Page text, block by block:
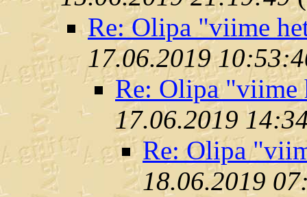
Re: Olipa "viime
17.06.2019
Re: Olipa "viime
17.06.2019
Re: Olipa
18.06.2019